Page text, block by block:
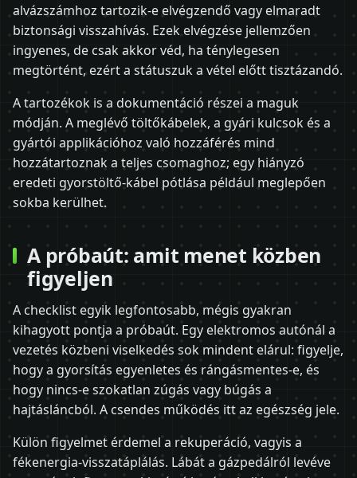
alvázszámhoz tartozik-e elvégzendő vagy elmaradt
biztonsági visszahívás. Ezek elvégzése jellemzően
ingyenes, de csak akkor véd, ha ténylegesen
megtörtént, ezért a státuszuk a vétel előtt tisztázandó.
A tartozékok is a dokumentáció részei a maguk
módján. A meglévő töltőkábelek, a gyári kulcsok és a
gyártói applikációhoz való hozzáférés mind
hozzátartoznak a teljes csomaghoz; egy hiányzó
eredeti gyorstöltő-kábel pótlása például meglepően
sokba kerülhet.
A próbaút: amit menet közben
figyeljen
A checklist egyik legfontosabb, mégis gyakran
kihagyott pontja a próbaút. Egy elektromos autónál a
vezetés közbeni viselkedés sok mindent elárul: figyelje,
hogy a gyorsítás egyenletes és rángásmentes-e, és
hogy nincs-e szokatlan zúgás vagy búgás a
hajtásláncból. A csendes működés itt az egészség jele.
Külön figyelmet érdemel a rekuperáció, vagyis a
fékenergia-visszatáplálás. Lábát a gázpedálról levéve